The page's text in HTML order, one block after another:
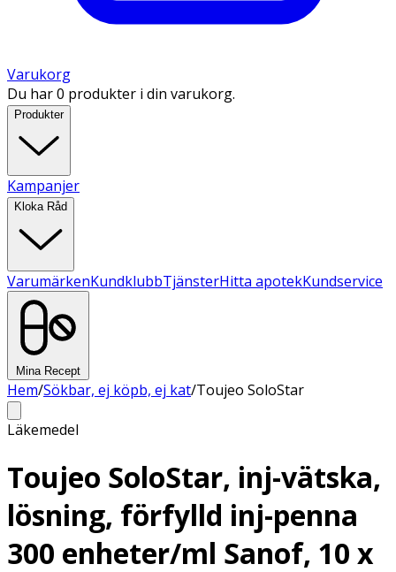
Varukorg
Du har 0 produkter i din varukorg.
Produkter
Kampanjer
Kloka Råd
VarumärkenKundklubbTjänsterHitta apotekKundservice
Mina Recept
Hem/Sökbar, ej köpb, ej kat/Toujeo SoloStar
Läkemedel
Toujeo SoloStar, inj-vätska,
lösning, förfylld inj-penna
300 enheter/ml Sanof, 10 x